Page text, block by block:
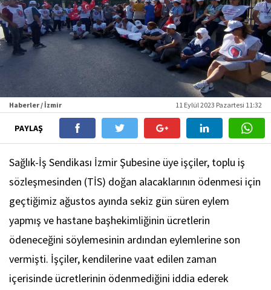
Haberler / İzmir 11 Eylül 2023 Pazartesi 11:32
PAYLAŞ
Sağlık-İş Sendikası İzmir Şubesine üye işçiler, toplu iş
sözleşmesinden (TİS) doğan alacaklarının ödenmesi için
geçtiğimiz ağustos ayında sekiz gün süren eylem
yapmış ve hastane başhekimliğinin ücretlerin
ödeneceğini söylemesinin ardından eylemlerine son
vermişti. İşçiler, kendilerine vaat edilen zaman
içerisinde ücretlerinin ödenmediğini iddia ederek